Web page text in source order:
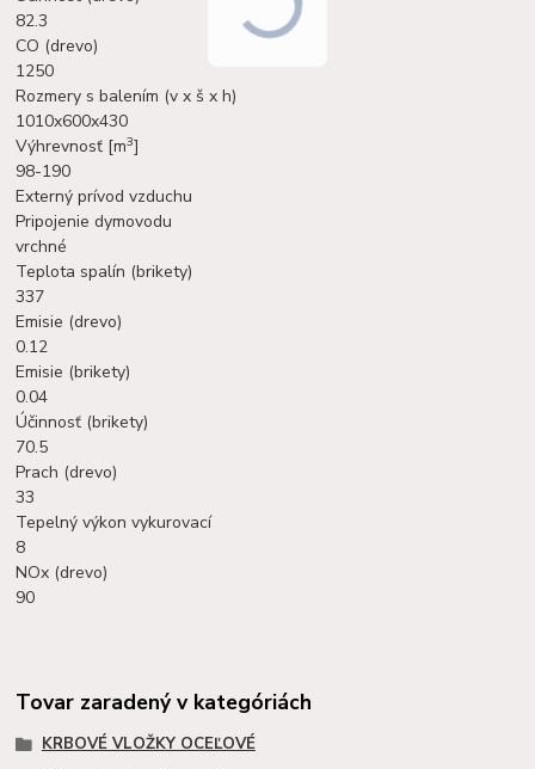
82.3
CO (drevo)
1250
Rozmery s balením (v x š x h)
1010x600x430
Výhrevnosť [m3]
98-190
Externý prívod vzduchu
Pripojenie dymovodu
vrchné
Teplota spalín (brikety)
337
Emisie (drevo)
0.12
Emisie (brikety)
0.04
Účinnosť (brikety)
70.5
Prach (drevo)
33
Tepelný výkon vykurovací
8
NOx (drevo)
90
Tovar zaradený v kategóriách
KRBOVÉ VLOŽKY OCEĽOVÉ